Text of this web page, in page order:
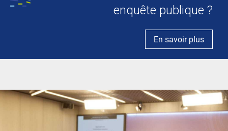
enquête publique ?
En savoir plus